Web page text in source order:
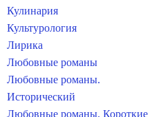
Кулинария
Культурология
Лирика
Любовные романы
Любовные романы.
Исторический
Любовные романы. Короткие